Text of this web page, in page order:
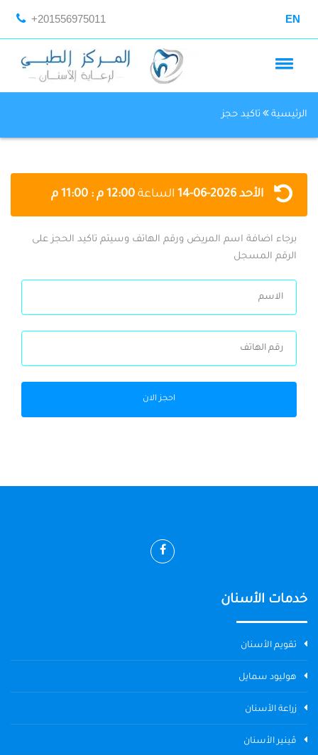
+201556975011 EN
الرئيسية تاكيد حجز
الأحد 2026-06-14 الساعة 12:00 م : 11:00 م
برجاء اضافة اسم المريض ورقم الهاتف وسيتم تاكيد الحجز على
الرقم المسجل
احجز الان
خدمات الأسنان
تقويم الأسنان
هوليود سمايل
زراعة الأسنان
ڤينير الأسنان